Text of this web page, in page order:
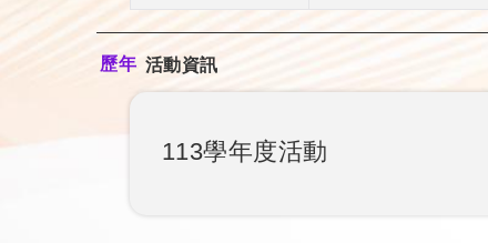
歷年 活動資訊
113學年度活動